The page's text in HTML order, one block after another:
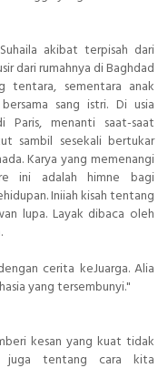
akibat terpisah dari
dari rumahnya di Baghdad
tentara, sementara anak
sang istri. Di usia
Paris, menanti saat-saat
sambil sesekali bertukar
Karya yang memenangi
ini adalah himne bagi
Iniiah kisah tentang
lupa. Layak dibaca oleh
cerita keJuarga. Alia
yang tersembunyi."
kesan yang kuat tidak
juga tentang cara kita